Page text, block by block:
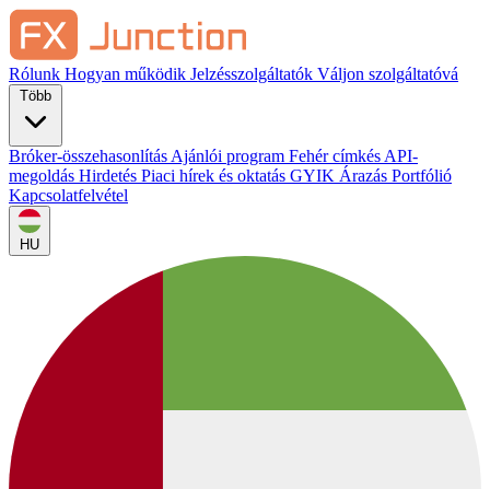
Rólunk Hogyan működik Jelzésszolgáltatók Váljon szolgáltatóvá
Bróker-összehasonlítás Ajánlói program Fehér címkés API-
megoldás Hirdetés Piaci hírek és oktatás GYIK Árazás Portfólió
Kapcsolatfelvétel
HU